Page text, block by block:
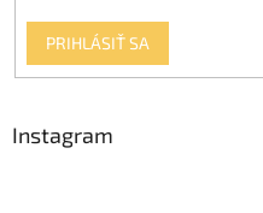
PRIHLÁSIŤ SA
Instagram